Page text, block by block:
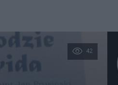
42